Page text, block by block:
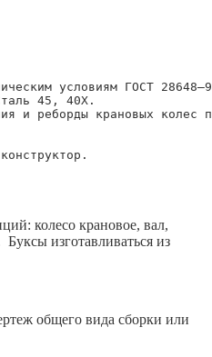
условиям ГОСТ
45, 40Х.
реборды крановых
колесо крановое, вал,
изготавливаться из
общего вида сборки или